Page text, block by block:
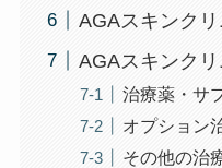
AGAスキンク
AGAスキンク
治療薬・サ
オプション
その他の治